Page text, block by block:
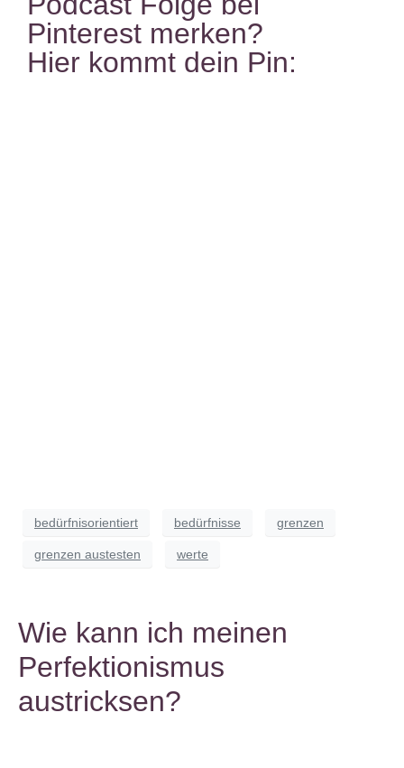
Pinterest merken?
Hier kommt dein Pin:
bedürfnisorientiert bedürfnisse grenzen
grenzen austesten werte
Wie kann ich meinen
Perfektionismus
austricksen?